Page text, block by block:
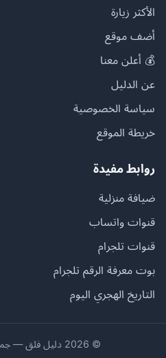
الأكثر زيارة
أضف موقع
💰 أعلن معنا
عن الدليل
سياسة الخصوصية
خريطة الموقع
روابط مفيدة
ضيافة منزلية
قنوات واتساب
قنوات تلجرام
بوت معرفة الرقم تلجرام
التاريخ الهجري اليوم
© 2026 دليل فلق — جميع الحقوق محفوظة